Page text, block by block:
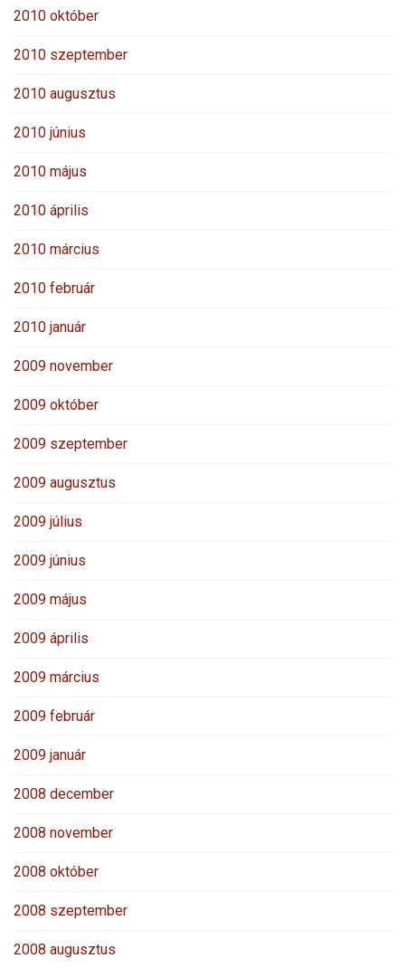
2010 október
2010 szeptember
2010 augusztus
2010 június
2010 május
2010 április
2010 március
2010 február
2010 január
2009 november
2009 október
2009 szeptember
2009 augusztus
2009 július
2009 június
2009 május
2009 április
2009 március
2009 február
2009 január
2008 december
2008 november
2008 október
2008 szeptember
2008 augusztus